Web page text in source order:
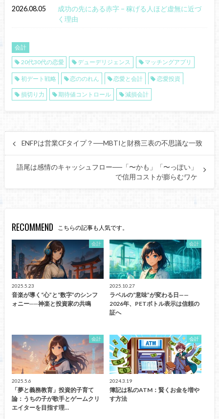
2026.08.05
成功の先にある赤字 – 稼げる人ほど虚無に近づ
く理由
会計
20代30代の恋愛
デューデリジェンス マッチングアプリ
初デート戦略 恋ののれん 恋愛と会計 恋愛投資
損切り力 期待値コントロール 減損会計
ENFPは営業CFタイプ？──MBTIと財務三表の不思議な一致
語尾は感情のキャッシュフロー──「〜かも」「〜っぽい」
で信用コストが膨らむワケ
RECOMMEND こちらの記事も人気です。
会計
2025.5.23
音楽が導く“心”と“数字”のシンフ
ォニー──神楽と投資家の共鳴
会計
2025.10.27
ラベルの“意味”が変わる日——
2026年、PETボトル表示は信頼の
証へ
会計
2025.5.6
「夢と義務教育」投資的子育て
論：うちの子が歌手とゲームクリ
エイターを目指す理…
会計
2024.3.19
簿記は私のATM：賢くお金を増や
す方法